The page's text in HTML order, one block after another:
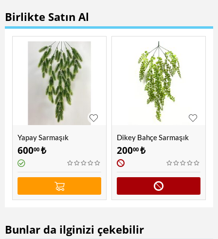
Birlikte Satın Al
Yapay Sarmaşık
Dekorasyon
60000 ₺
Dikey Bahçe Sarmaşık
Modelleri
20000 ₺
Bunlar da ilginizi çekebilir